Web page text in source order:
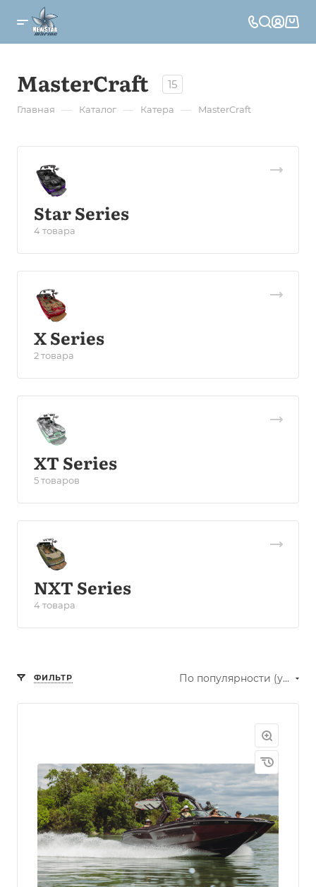
MasterCraft 15
Главная — Каталог — Катера — MasterCraft
Star Series
4 товара
X Series
2 товара
XT Series
5 товаров
NXT Series
4 товара
ФИЛЬТР По популярности (убывание)